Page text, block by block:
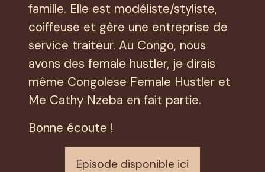
famille. Elle est modéliste/styliste,
coiffeuse et gère une entreprise de
service traiteur. Au Congo, nous
avons des female hustler, je dirais
même Congolese Female Hustler et
Me Cathy Nzeba en fait partie.
Bonne écoute !
Episode disponible ici